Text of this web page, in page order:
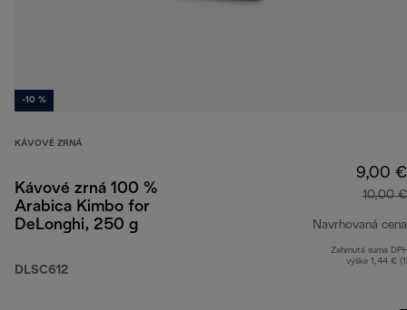
-10 %
KÁVOVÉ ZRNÁ
Kávové zrná 100 %
Arabica Kimbo for
DeLonghi, 250 g
DLSC612
9,00 €
10,00 €
Navrhovaná cena
Zahrnutá suma
výške 1,44 €